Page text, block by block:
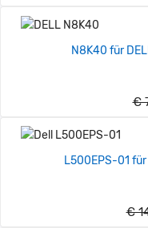
N8K40 für
€
L500EPS-01
€